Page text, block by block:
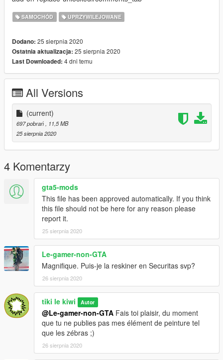
SAMOCHÓD UPRZYWILEJOWANE
Dodano: 25 sierpnia 2020
Ostatnia aktualizacja: 25 sierpnia 2020
Last Downloaded: 4 dni temu
All Versions
(current)
697 pobrań
, 11,5 MB
25 sierpnia 2020
4 Komentarzy
gta5-mods
This file has been approved automatically. If you think
this file should not be here for any reason please
report it.
25 sierpnia 2020
Le-gamer-non-GTA
Magnifique. Puis-je la reskiner en Securitas svp?
26 sierpnia 2020
tiki le kiwi Autor
@Le-gamer-non-GTA Fais toi plaisir, du moment
que tu ne publies pas mes élément de peinture tel
que les zébras ;)
26 sierpnia 2020